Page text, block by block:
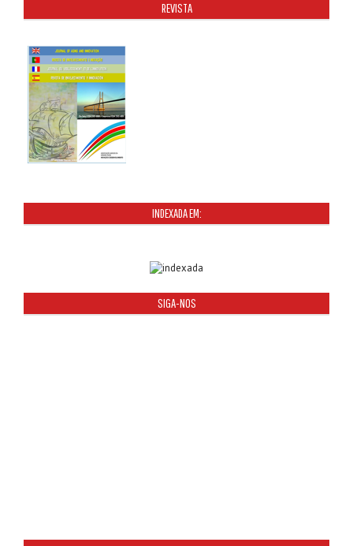
REVISTA
INDEXADA EM:
SIGA-NOS